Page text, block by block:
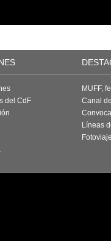
del CdF
MUFF,
Canal
Líneas